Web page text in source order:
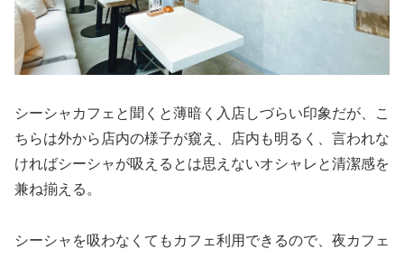
シーシャカフェと聞くと薄暗く入店しづらい印象だが、こ
ちらは外から店内の様子が窺え、店内も明るく、言われな
ければシーシャが吸えるとは思えないオシャレと清潔感を
兼ね揃える。
シーシャを吸わなくてもカフェ利用できるので、夜カフェ